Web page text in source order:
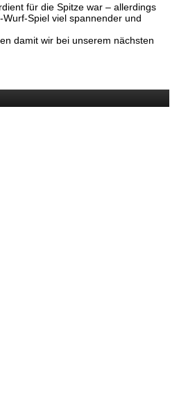
für die Spitze war – allerdings
Spiel viel spannender und
damit wir bei unserem nächsten